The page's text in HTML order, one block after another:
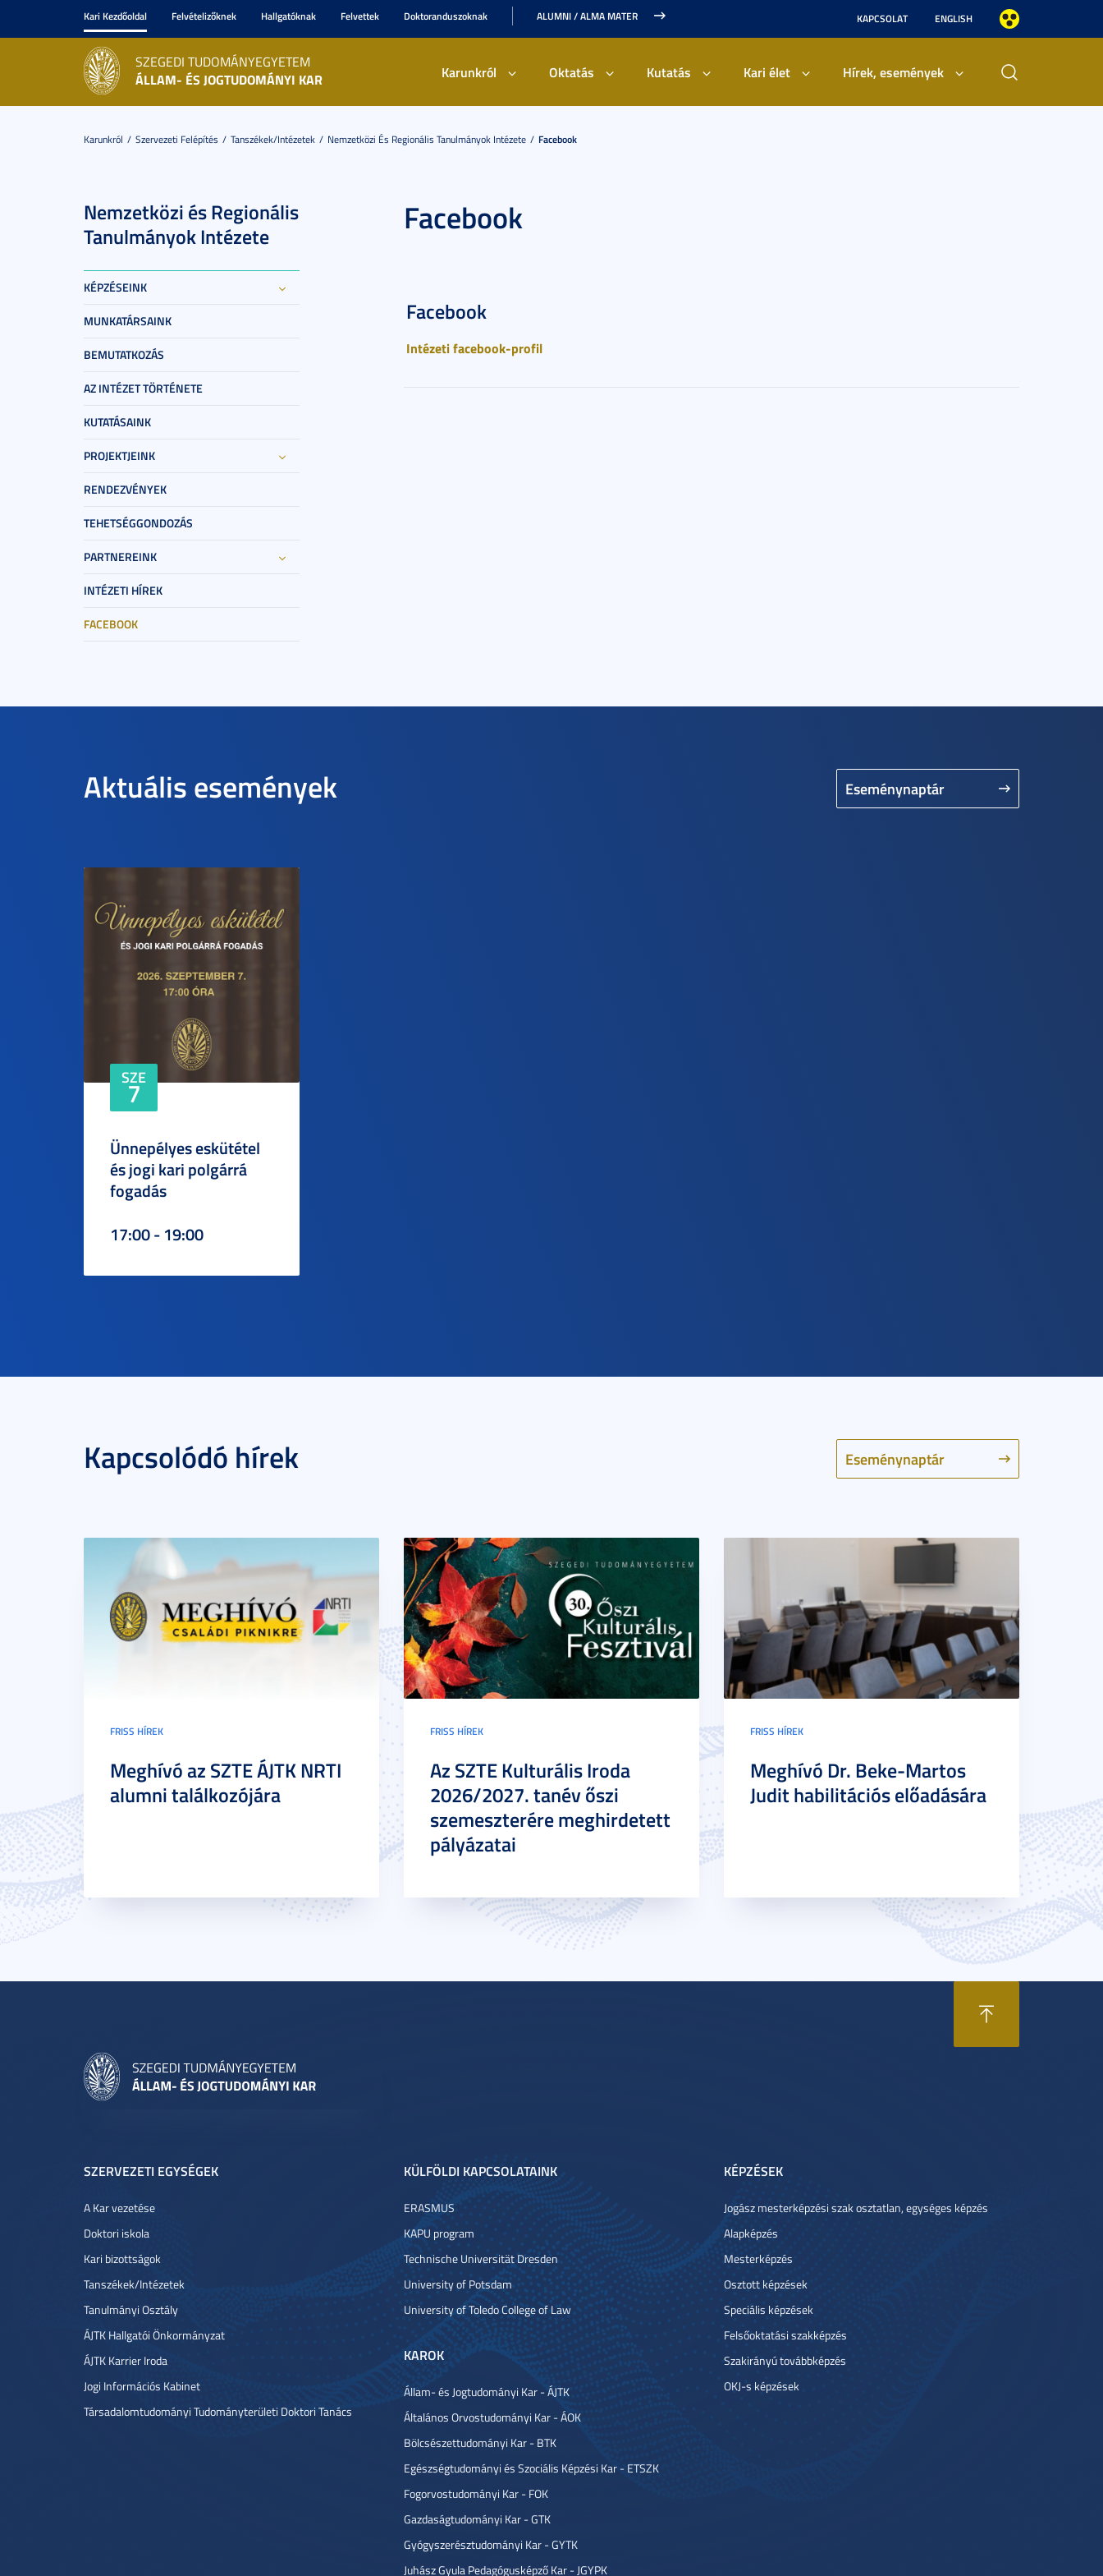
Kari Kezdőoldal Felvételizőknek Hallgatóknak Felvettek Doktoranduszoknak ALUMNI / ALMA MATER KAPCSOLAT ENGLISH
SZEGEDI TUDOMÁNYEGYETEM
ÁLLAM- ÉS JOGTUDOMÁNYI KAR Karunkról Oktatás Kutatás Kari élet Hírek, események
Karunkról Szervezeti Felépítés Tanszékek/Intézetek Nemzetközi És Regionális Tanulmányok Intézete Facebook
Nemzetközi és Regionális
Tanulmányok Intézete
KÉPZÉSEINK
MUNKATÁRSAINK
BEMUTATKOZÁS
AZ INTÉZET TÖRTÉNETE
KUTATÁSAINK
PROJEKTJEINK
RENDEZVÉNYEK
TEHETSÉGGONDOZÁS
PARTNEREINK
INTÉZETI HÍREK
FACEBOOK
Facebook
Facebook
Intézeti facebook-profil
Aktuális események Eseménynaptár
SZE
7
Ünnepélyes eskütétel
és jogi kari polgárrá
fogadás
17:00 - 19:00
Kapcsolódó hírek Eseménynaptár
FRISS HÍREK
Meghívó az SZTE ÁJTK NRTI
alumni találkozójára
FRISS HÍREK
Az SZTE Kulturális Iroda
2026/2027. tanév őszi
szemeszterére meghirdetett
pályázatai
FRISS HÍREK
Meghívó Dr. Beke-Martos
Judit habilitációs előadására
SZERVEZETI EGYSÉGEK
A Kar vezetése
Doktori iskola
Kari bizottságok
Tanszékek/Intézetek
Tanulmányi Osztály
ÁJTK Hallgatói Önkormányzat
ÁJTK Karrier Iroda
Jogi Információs Kabinet
Társadalomtudományi Tudományterületi Doktori Tanács
KÜLFÖLDI KAPCSOLATAINK
ERASMUS
KAPU program
Technische Universität Dresden
University of Potsdam
University of Toledo College of Law
KAROK
Állam- és Jogtudományi Kar - ÁJTK
Általános Orvostudományi Kar - ÁOK
Bölcsészettudományi Kar - BTK
Egészségtudományi és Szociális Képzési Kar - ETSZK
Fogorvostudományi Kar - FOK
Gazdaságtudományi Kar - GTK
Gyógyszerésztudományi Kar - GYTK
Juhász Gyula Pedagógusképző Kar - JGYPK
KÉPZÉSEK
Jogász mesterképzési szak osztatlan, egységes képzés
Alapképzés
Mesterképzés
Osztott képzések
Speciális képzések
Felsőoktatási szakképzés
Szakirányú továbbképzés
OKJ-s képzések